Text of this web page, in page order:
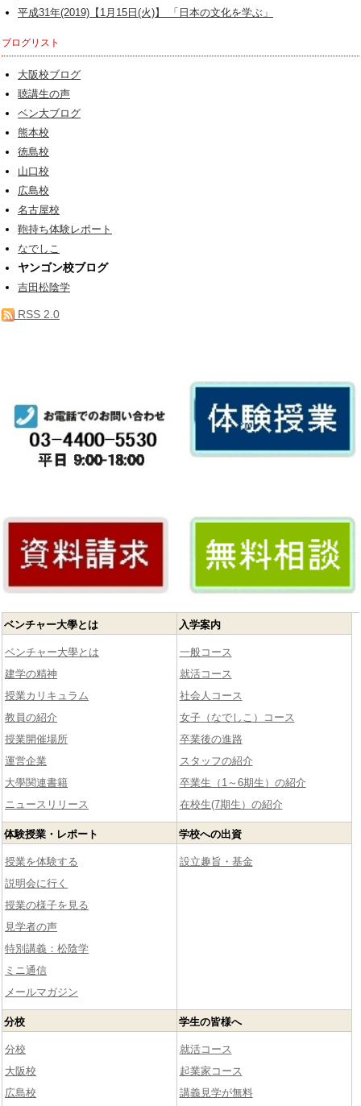
平成31年(2019)【1月15日(火)】 「日本の文化を学ぶ」
ブログリスト
大阪校ブログ
聴講生の声
ベン大ブログ
熊本校
徳島校
山口校
広島校
名古屋校
鞄持ち体験レポート
なでしこ
ヤンゴン校ブログ
吉田松陰学
RSS 2.0
ベンチャー大學とは
ベンチャー大學とは
建学の精神
授業カリキュラム
教員の紹介
授業開催場所
運営企業
大學関連書籍
ニュースリリース
入学案内
一般コース
就活コース
社会人コース
女子（なでしこ）コース
卒業後の進路
スタッフの紹介
卒業生（1～6期生）の紹介
在校生(7期生）の紹介
体験授業・レポート
授業を体験する
説明会に行く
授業の様子を見る
見学者の声
特別講義：松陰学
ミニ通信
メールマガジン
学校への出資
設立趣旨・基金
分校
分校
大阪校
広島校
学生の皆様へ
就活コース
起業家コース
講義見学が無料